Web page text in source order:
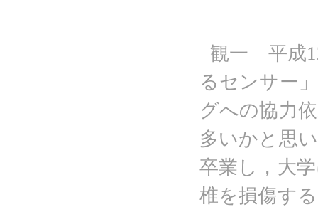
観一 平成
るセンサー
グへの協力
多いかと思
卒業し，大
椎を損傷す